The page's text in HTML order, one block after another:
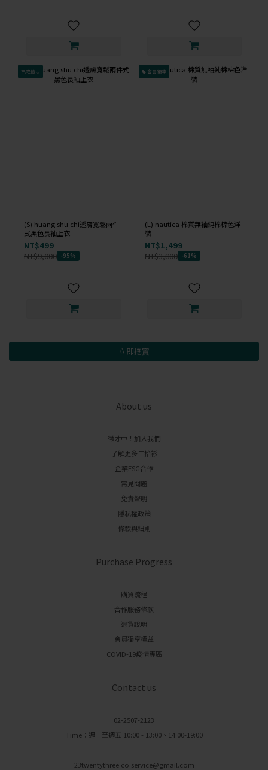
已降價↓
(S) huang shu chi透膚寬鬆兩件
式黑色長袖上衣
NT$499
NT$9,000 -95%
會員獨享
(L) nautica 棉質無袖純棉棕色洋
裝
NT$1,499
NT$3,800 -61%
立即挖寶
About us
徵才中！加入我們
了解更多二拾衫
企業ESG合作
常見問題
免責聲明
隱私權政策
條款與細則
Purchase Progress
購買流程
合作服務條款
退貨說明
會員獨享權益
COVID-19疫情專區
Contact us
02-2507-2123
Time：週一至週五 10:00 - 13:00、14:00-19:00
23twentythree.co.service@gmail.com